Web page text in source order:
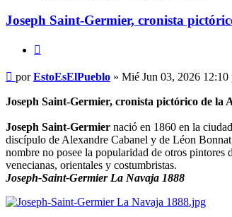
Joseph Saint-Germier, cronista
Mensaje
porEstoEsElPueblo » Mié Jun 03, 2026 12:10
Joseph Saint-Germier, cronista pictórico de
Joseph Saint-Germier nació en 1860 en la
discípulo de Alexandre Cabanel y de Léon
nombre no posee la popularidad de otros pintores
venecianas, orientales y costumbristas.
Joseph-Saint-Germier La Navaja 1888